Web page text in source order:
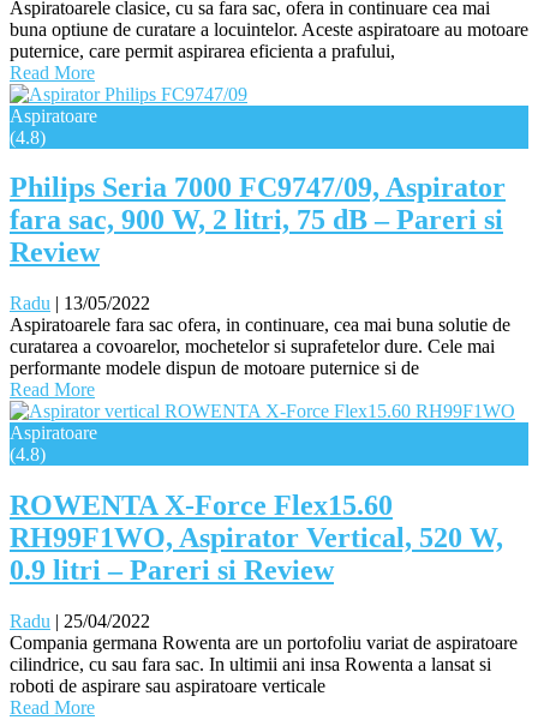
Aspiratoarele clasice, cu sa fara sac, ofera in continuare cea mai
buna optiune de curatare a locuintelor. Aceste aspiratoare au motoare
puternice, care permit aspirarea eficienta a prafului,
Read More
Aspiratoare
(4.8)
Philips Seria 7000 FC9747/09, Aspirator
fara sac, 900 W, 2 litri, 75 dB – Pareri si
Review
Radu | 13/05/2022
Aspiratoarele fara sac ofera, in continuare, cea mai buna solutie de
curatarea a covoarelor, mochetelor si suprafetelor dure. Cele mai
performante modele dispun de motoare puternice si de
Read More
Aspiratoare
(4.8)
ROWENTA X-Force Flex15.60
RH99F1WO, Aspirator Vertical, 520 W,
0.9 litri – Pareri si Review
Radu | 25/04/2022
Compania germana Rowenta are un portofoliu variat de aspiratoare
cilindrice, cu sau fara sac. In ultimii ani insa Rowenta a lansat si
roboti de aspirare sau aspiratoare verticale
Read More